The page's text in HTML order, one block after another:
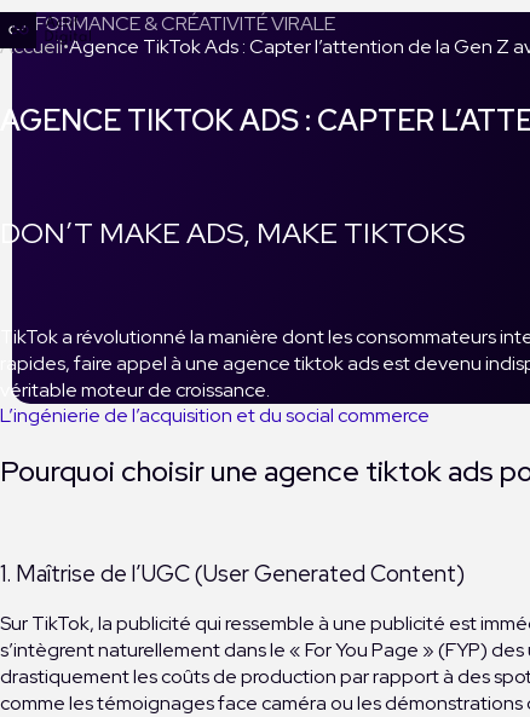
Accueil Agence TikTok Ads : Capter l’attention de la Gen Z
PERFORMANCE & CRÉATIVITÉ VIRALE
AGENCE TIKTOK ADS : CAPTER
DON’T MAKE ADS, MAKE TIKTOKS
TikTok a révolutionné la manière dont les consommateurs
rapides, faire appel à une agence tiktok ads est devenu
véritable moteur de croissance.
L’ingénierie de l’acquisition et du social commerce
Pourquoi choisir une agence tiktok ads
1. Maîtrise de l’UGC (User Generated Content)
Sur TikTok, la publicité qui ressemble à une publicité est
s’intègrent naturellement dans le « For You Page » (FYP)
drastiquement les coûts de production par rapport à des
comme les témoignages face caméra ou les